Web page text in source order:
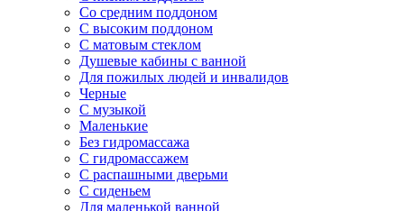
Со средним поддоном
С высоким поддоном
С матовым стеклом
Душевые кабины с ванной
Для пожилых людей и инвалидов
Черные
С музыкой
Маленькие
Без гидромассажа
С гидромассажем
С распашными дверьми
С сиденьем
Для маленькой ванной